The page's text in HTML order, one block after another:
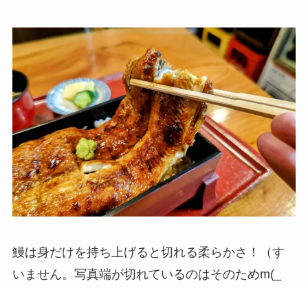
鰻は身だけを持ち上げると切れる柔らかさ！（す
いません。写真端が切れているのはそのためm(_